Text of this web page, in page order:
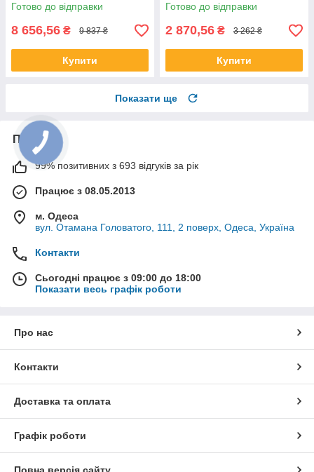
Готово до відправки
8 656,56 ₴ 9 837 ₴
Купити
Готово до відправки
2 870,56 ₴ 3 262 ₴
Купити
Показати ще
Про нас
99% позитивних з 693 відгуків за рік
Працює з 08.05.2013
м. Одеса
вул. Отамана Головатого, 111, 2 поверх, Одеса, Україна
Контакти
Сьогодні працює з 09:00 до 18:00
Показати весь графік роботи
Про нас
Контакти
Доставка та оплата
Графік роботи